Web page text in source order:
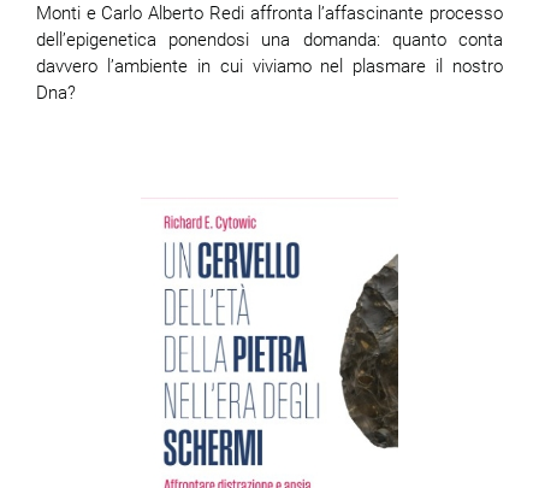
Monti e Carlo Alberto Redi affronta l’affascinante processo
dell’epigenetica ponendosi una domanda: quanto conta
davvero l’ambiente in cui viviamo nel plasmare il nostro
Dna?